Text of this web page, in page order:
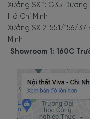
Xưởng SX 1: G35
Hồ Chí Minh
Xưởng SX 2: 551/156/
Minh
Showroom 1: 160C